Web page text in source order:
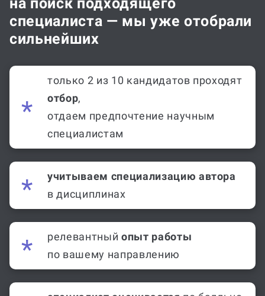
специалиста — мы уже отобрали
сильнейших
только 2 из 10 кандидатов проходят
отбор,
отдаем предпочтение научным
специалистам
учитываем специализацию автора
в дисциплинах
релевантный опыт работы
по вашему направлению